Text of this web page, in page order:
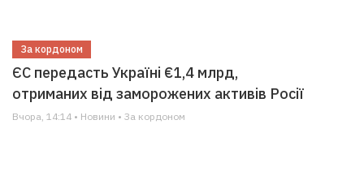
За кордоном
ЄС передасть Україні €1,4 млрд,
отриманих від заморожених активів Росії
Вчора, 14:14 • Новини • За кордоном